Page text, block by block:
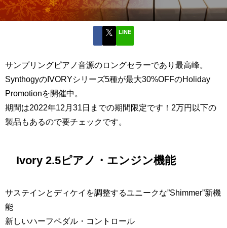
LINE
サンプリングピアノ音源のロングセラーであり最高峰。
SynthogyのIVORYシリーズ5種が最大30%OFFのHoliday
Promotionを開催中。
期間は2022年12月31日までの期間限定です！2万円以下の
製品もあるので要チェックです。
Ivory 2.5ピアノ・エンジン機能
サステインとディケイを調整するユニークな”Shimmer”新機
能
新しいハーフペダル・コントロール